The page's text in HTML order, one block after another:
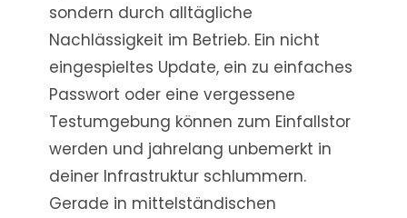
sondern durch alltägliche
Nachlässigkeit im Betrieb. Ein nicht
eingespieltes Update, ein zu einfaches
Passwort oder eine vergessene
Testumgebung können zum Einfallstor
werden und jahrelang unbemerkt in
deiner Infrastruktur schlummern.
Gerade in mittelständischen